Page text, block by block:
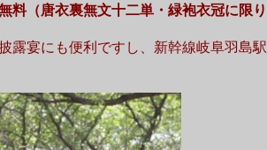
（唐衣裏無文十二単・緑袍衣冠に限り
宴にも便利ですし、新幹線岐阜羽島